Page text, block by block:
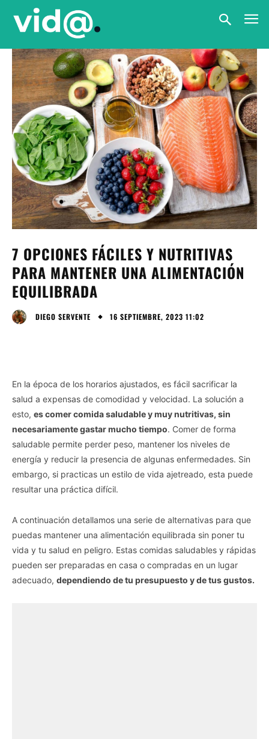
7 OPCIONES FÁCILES Y NUTRITIVAS
PARA MANTENER UNA ALIMENTACIÓN
EQUILIBRADA
DIEGO SERVENTE 16 SEPTIEMBRE, 2023 11:02
En la época de los horarios ajustados, es fácil sacrificar la
salud a expensas de comodidad y velocidad. La solución a
esto, es comer comida saludable y muy nutritivas, sin
necesariamente gastar mucho tiempo. Comer de forma
saludable permite perder peso, mantener los niveles de
energía y reducir la presencia de algunas enfermedades. Sin
embargo, si practicas un estilo de vida ajetreado, esta puede
resultar una práctica difícil.
A continuación detallamos una serie de alternativas para que
puedas mantener una alimentación equilibrada sin poner tu
vida y tu salud en peligro. Estas comidas saludables y rápidas
pueden ser preparadas en casa o compradas en un lugar
adecuado, dependiendo de tu presupuesto y de tus gustos.